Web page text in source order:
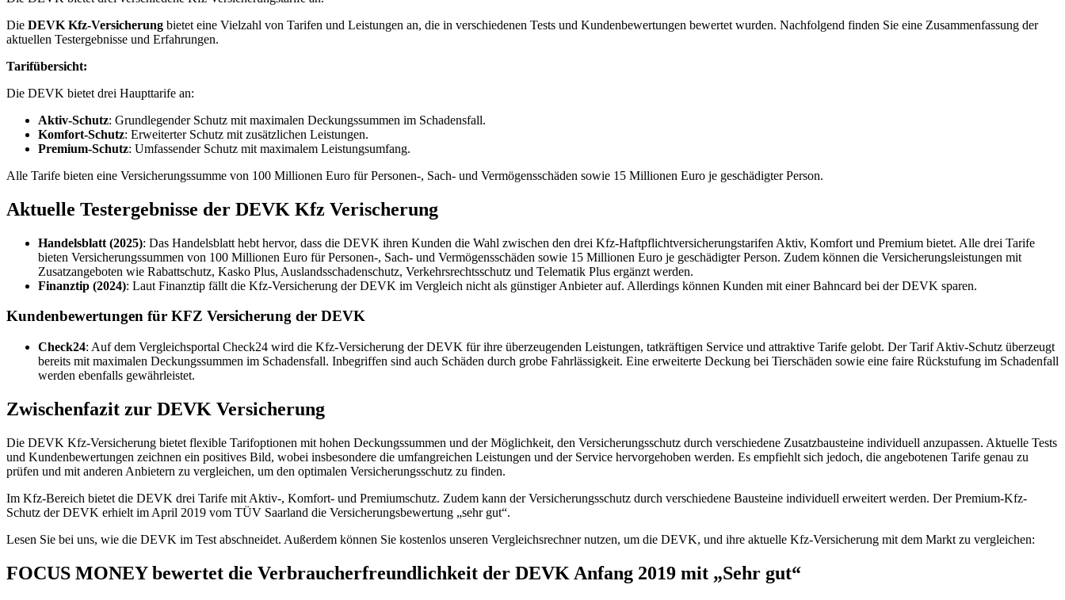
Die DEVK Kfz-Versicherung bietet eine Vielzahl von Tarifen und Leistungen an, die in verschiedenen Tests und Kundenbewertungen bewertet wurden. Nachfolgend finden Sie eine Zusammenfassung der
aktuellen Testergebnisse und Erfahrungen.
Tarifübersicht:
Die DEVK bietet drei Haupttarife an:
Aktiv-Schutz: Grundlegender Schutz mit maximalen Deckungssummen im Schadensfall.
Komfort-Schutz: Erweiterter Schutz mit zusätzlichen Leistungen.
Premium-Schutz: Umfassender Schutz mit maximalem Leistungsumfang.
Alle Tarife bieten eine Versicherungssumme von 100 Millionen Euro für Personen-, Sach- und Vermögensschäden sowie 15 Millionen Euro je geschädigter Person.
Aktuelle Testergebnisse der DEVK Kfz Verischerung
Handelsblatt (2025): Das Handelsblatt hebt hervor, dass die DEVK ihren Kunden die Wahl zwischen den drei Kfz-Haftpflichtversicherungstarifen Aktiv, Komfort und Premium bietet. Alle drei Tarife
bieten Versicherungssummen von 100 Millionen Euro für Personen-, Sach- und Vermögensschäden sowie 15 Millionen Euro je geschädigter Person. Zudem können die Versicherungsleistungen mit
Zusatzangeboten wie Rabattschutz, Kasko Plus, Auslandsschadenschutz, Verkehrsrechtsschutz und Telematik Plus ergänzt werden.
Finanztip (2024): Laut Finanztip fällt die Kfz-Versicherung der DEVK im Vergleich nicht als günstiger Anbieter auf. Allerdings können Kunden mit einer Bahncard bei der DEVK sparen.
Kundenbewertungen für KFZ Versicherung der DEVK
Check24: Auf dem Vergleichsportal Check24 wird die Kfz-Versicherung der DEVK für ihre überzeugenden Leistungen, tatkräftigen Service und attraktive Tarife gelobt. Der Tarif Aktiv-Schutz überzeugt
bereits mit maximalen Deckungssummen im Schadensfall. Inbegriffen sind auch Schäden durch grobe Fahrlässigkeit. Eine erweiterte Deckung bei Tierschäden sowie eine faire Rückstufung im Schadenfall
werden ebenfalls gewährleistet.
Zwischenfazit zur DEVK Versicherung
Die DEVK Kfz-Versicherung bietet flexible Tarifoptionen mit hohen Deckungssummen und der Möglichkeit, den Versicherungsschutz durch verschiedene Zusatzbausteine individuell anzupassen. Aktuelle Tests
und Kundenbewertungen zeichnen ein positives Bild, wobei insbesondere die umfangreichen Leistungen und der Service hervorgehoben werden. Es empfiehlt sich jedoch, die angebotenen Tarife genau zu
prüfen und mit anderen Anbietern zu vergleichen, um den optimalen Versicherungsschutz zu finden.
Im Kfz-Bereich bietet die DEVK drei Tarife mit Aktiv-, Komfort- und Premiumschutz. Zudem kann der Versicherungsschutz durch verschiedene Bausteine individuell erweitert werden. Der Premium-Kfz-
Schutz der DEVK erhielt im April 2019 vom TÜV Saarland die Versicherungsbewertung „sehr gut“.
Lesen Sie bei uns, wie die DEVK im Test abschneidet. Außerdem können Sie kostenlos unseren Vergleichsrechner nutzen, um die DEVK, und ihre aktuelle Kfz-Versicherung mit dem Markt zu vergleichen:
FOCUS MONEY bewertet die Verbraucherfreundlichkeit der DEVK Anfang 2019 mit „Sehr gut“